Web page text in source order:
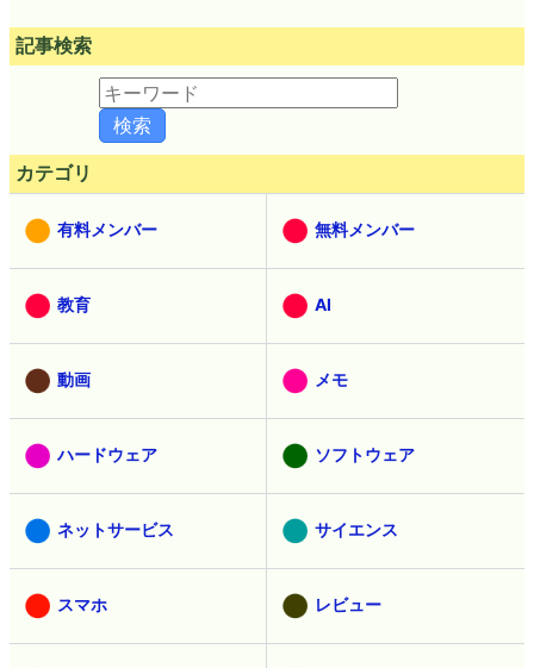
記事検索
カテゴリ
有料メンバー 無料メンバー
教育 AI
動画 メモ
ハードウェア ソフトウェア
ネットサービス サイエンス
スマホ レビュー